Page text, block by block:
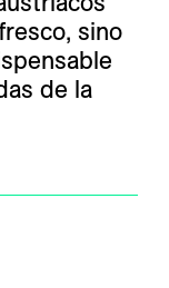
sino
de la